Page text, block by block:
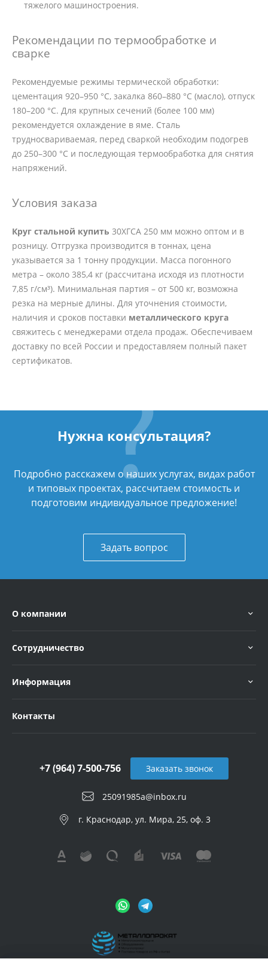
тяжелого машиностроения.
Рекомендации по термообработке и
сварке
Рекомендуемые режимы термической обработки:
цементация 920–950 °C, закалка 860–880 °C (масло), отпуск
180–200 °C. Для крупных сечений (более 100 мм)
рекомендуется охлаждение в яме. Сталь
трудносвариваемая, перед сваркой необходим подогрев
до 250–300 °C и последующая термообработка для снятия
напряжений.
Условия заказа
Круг стальной купить 30ХГСА 250 мм можно оптом и в
розницу. Отгрузка производится в тоннах, цена
указывается за 1 тонну продукции. Масса погонного
метра – около 385,4 кг (рассчитана исходя из плотности
7,85 г/см³). Минимальная партия – от 500 кг, возможна
резка на мерные длины. Для уточнения стоимости,
наличия и сроков поставки металлического круга
свяжитесь с менеджерами отдела продаж. Обеспечиваем
доставку по всей России и предоставляем полный пакет
сертификатов.
Нужна консультация?
Подробно расскажем о наших услугах, видах работ
и типовых проектах, рассчитаем стоимость и
подготовим индивидуальное предложение!
Задать вопрос
О компании
Сотрудничество
Информация
Контакты
25091985a@inbox.ru
+7 (964) 7-500-756
г. Краснодар, ул. Мира, 25, оф. 3
Заказать звонок